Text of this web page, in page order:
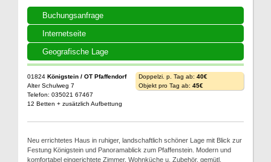
Buchungsanfrage
Internetseite
Geografische Lage
01824 Königstein / OT Pfaffendorf
Alter Schulweg 7
Telefon: 035021 67467
12 Betten + zusätzlich Aufbettung
Doppelzi. p. Tag ab: 40€
Objekt pro Tag ab: 45€
Neu errichtetes Haus in ruhiger, landschaftlich schöner Lage mit Blick zur
Festung Königstein und Panoramablick zum Pfaffenstein. Modern und
komfortabel eingerichtete Zimmer, Wohnküche u. Zubehör, gemütl.